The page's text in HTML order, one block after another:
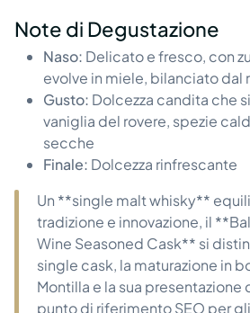
Note di Degustazione
Naso: Delicato e fresco, con
evolve in miele, bilanciato dal
Gusto: Dolcezza candita che
vaniglia del rovere, spezie
secche
Finale: Dolcezza rinfrescante
Un **single malt whisky**
tradizione e innovazione, il
Wine Seasoned Cask** si
single cask, la maturazione in
Montilla e la sua
punto di riferimento SEO per